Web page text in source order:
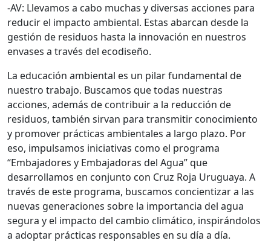
-AV: Llevamos a cabo muchas y diversas acciones para
reducir el impacto ambiental. Estas abarcan desde la
gestión de residuos hasta la innovación en nuestros
envases a través del ecodiseño.
La educación ambiental es un pilar fundamental de
nuestro trabajo. Buscamos que todas nuestras
acciones, además de contribuir a la reducción de
residuos, también sirvan para transmitir conocimiento
y promover prácticas ambientales a largo plazo. Por
eso, impulsamos iniciativas como el programa
“Embajadores y Embajadoras del Agua” que
desarrollamos en conjunto con Cruz Roja Uruguaya. A
través de este programa, buscamos concientizar a las
nuevas generaciones sobre la importancia del agua
segura y el impacto del cambio climático, inspirándolos
a adoptar prácticas responsables en su día a día.